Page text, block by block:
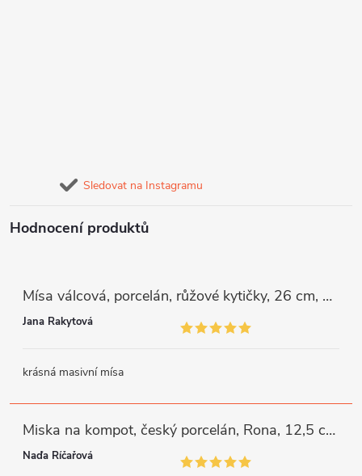
Sledovat na Instagramu
Hodnocení produktů
Mísa válcová, porcelán, růžové kytičky, 26 cm, G. Benedikt
Jana Rakytová
krásná masivní mísa
Miska na kompot, český porcelán, Rona, 12,5 cm, bílý, G. Benedikt
Naďa Říčařová